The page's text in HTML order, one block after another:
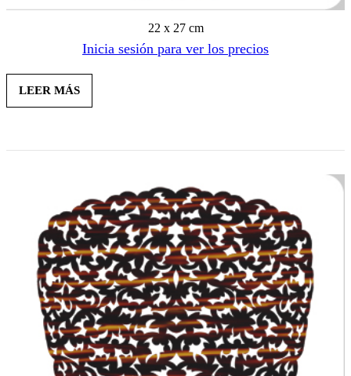
22 x 27 cm
Inicia sesión para ver los precios
LEER MÁS